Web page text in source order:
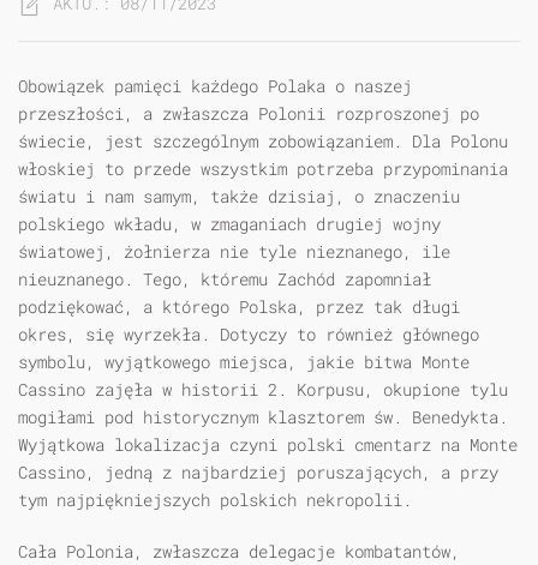
Obowiązek pamięci każdego Polaka o naszej
przeszłości, a zwłaszcza Polonii rozproszonej po
świecie, jest szczególnym zobowiązaniem. Dla Polonu
włoskiej to przede wszystkim potrzeba przypominania
światu i nam samym, także dzisiaj, o znaczeniu
polskiego wkładu, w zmaganiach drugiej wojny
światowej, żołnierza nie tyle nieznanego, ile
nieuznanego. Tego, któremu Zachód zapomniał
podziękować, a którego Polska, przez tak długi
okres, się wyrzekła. Dotyczy to również głównego
symbolu, wyjątkowego miejsca, jakie bitwa Monte
Cassino zajęła w historii 2. Korpusu, okupione tylu
mogiłami pod historycznym klasztorem św. Benedykta.
Wyjątkowa lokalizacja czyni polski cmentarz na Monte
Cassino, jedną z najbardziej poruszających, a przy
tym najpiękniejszych polskich nekropolii.
Cała Polonia, zwłaszcza delegacje kombatantów,